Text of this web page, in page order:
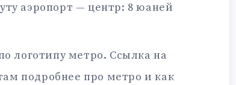
аэропорт — центр: 8 юаней
логотипу метро. Ссылка на
подробнее про метро и как